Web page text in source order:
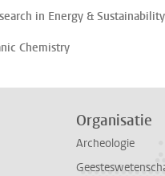
in Energy & Sustainability
Chemistry
Organisatie
Archeologie